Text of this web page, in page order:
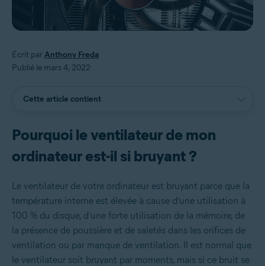
Écrit parAnthony Freda
Publié le mars 4, 2022
Cette article contient
Pourquoi le ventilateur de mon
ordinateur est-il si bruyant ?
Le ventilateur de votre ordinateur est bruyant parce que la
température interne est élevée à cause d’une utilisation à
100 % du disque, d’une forte utilisation de la mémoire, de
la présence de poussière et de saletés dans les orifices de
ventilation ou par manque de ventilation. Il est normal que
le ventilateur soit bruyant par moments, mais si ce bruit se